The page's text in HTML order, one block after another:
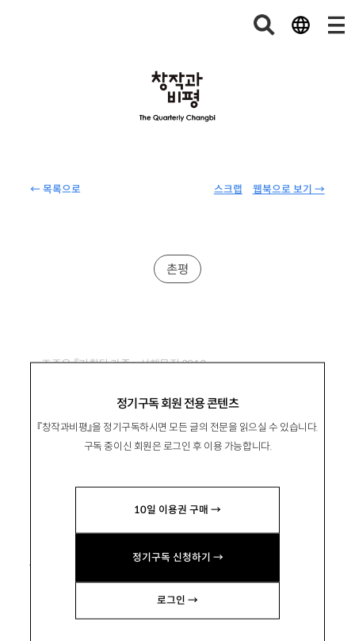
← 목록으로 웹북으로 보기 →
스크랩
정기구독 회원 전용 콘텐츠
『창작과비평』을 정기구독하시면 모든 글의 전문을 읽으실 수 있습니다.
구독 중이신 회원은 로그인 후 이용 가능합니다.
10일 이용권 구매 →
정기구독 신청하기 →
로그인 →
촌평
조주은 『기획된 가족』, 서해문집 2013
‘수퍼우먼’ 맞벌이 엄마들의 가족전략
고려대 아세아문제연구소 연구교수
jmhwang12@gmail.com